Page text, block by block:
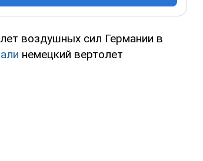
воздушных сил Германии в
немецкий вертолет